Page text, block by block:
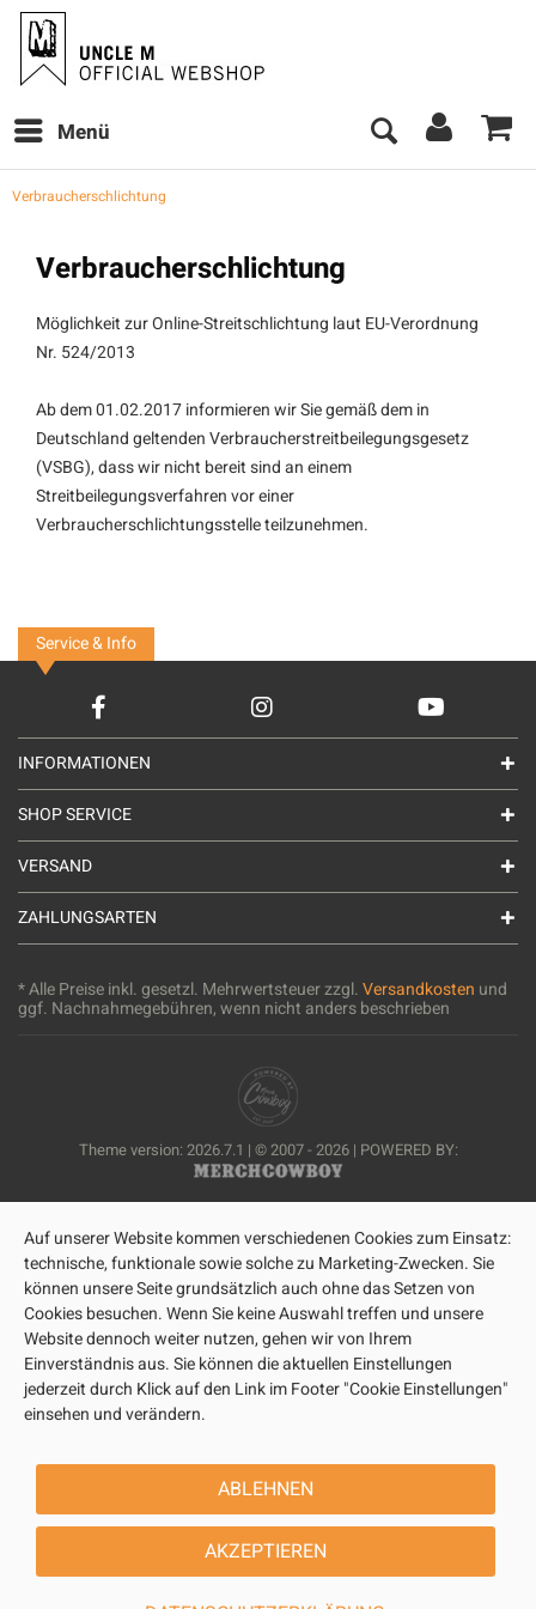
Menü
Verbraucherschlichtung
Verbraucherschlichtung
Möglichkeit zur Online-Streitschlichtung laut EU-Verordnung
Nr. 524/2013
Ab dem 01.02.2017 informieren wir Sie gemäß dem in
Deutschland geltenden Verbraucherstreitbeilegungsgesetz
(VSBG), dass wir nicht bereit sind an einem
Streitbeilegungsverfahren vor einer
Verbraucherschlichtungsstelle teilzunehmen.
Service & Info
INFORMATIONEN
SHOP SERVICE
VERSAND
ZAHLUNGSARTEN
* Alle Preise inkl. gesetzl. Mehrwertsteuer zzgl.Versandkosten und
ggf. Nachnahmegebühren, wenn nicht anders beschrieben
Theme version: 2026.7.1 | © 2007 - 2026 | POWERED BY:
Auf unserer Website kommen verschiedenen Cookies zum Einsatz:
technische, funktionale sowie solche zu Marketing-Zwecken. Sie
können unsere Seite grundsätzlich auch ohne das Setzen von
Cookies besuchen. Wenn Sie keine Auswahl treffen und unsere
Website dennoch weiter nutzen, gehen wir von Ihrem
Einverständnis aus. Sie können die aktuellen Einstellungen
jederzeit durch Klick auf den Link im Footer "Cookie Einstellungen"
einsehen und verändern.
ABLEHNEN
AKZEPTIEREN